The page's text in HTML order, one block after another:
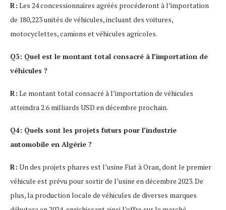
R: Les 24 concessionnaires agréés procéderont à l’importation
de 180,223 unités de véhicules, incluant des voitures,
motocyclettes, camions et véhicules agricoles.
Q3: Quel est le montant total consacré à l’importation de
véhicules ?
R: Le montant total consacré à l’importation de véhicules
atteindra 2.6 milliards USD en décembre prochain.
Q4: Quels sont les projets futurs pour l’industrie
automobile en Algérie ?
R: Un des projets phares est l’usine Fiat à Oran, dont le premier
véhicule est prévu pour sortir de l’usine en décembre 2023. De
plus, la production locale de véhicules de diverses marques